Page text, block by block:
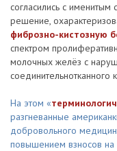
согласились с
решение,
фиброзно-кистозную
спектром
молочных желёз с
соединительнотканного
На этом «
разгневанные
добровольного
повышением взносов на